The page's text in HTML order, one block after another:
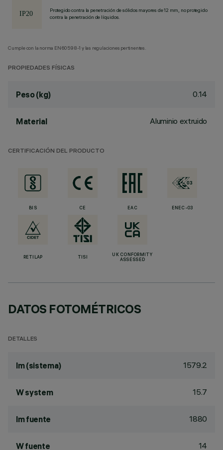
Protegido contra la penetración de sólidos mayores de 12 mm, no protegido
contra la penetración de líquidos.
Cumple con la norma EN60598-1 y las regulaciones pertinentes.
PROPIEDADES FÍSICAS
Peso (kg) 0.14
Material Aluminio extruido
CERTIFICACIÓN DEL PRODUCTO
BIS CE EAC ENEC-03
RETILAP TISI
UK CONFORMITY
ASSESSED
DATOS FOTOMÉTRICOS
DETALLES
lm (sistema) 1579.2
W system 15.7
lm fuente 1880
W fuente 14